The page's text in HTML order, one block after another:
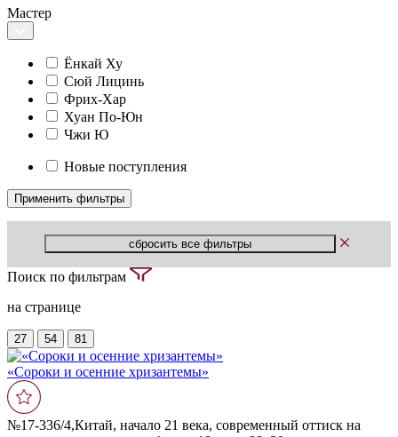
Мастер
Ёнкай Ху
Сюй Лицинь
Фрих-Хар
Хуан По-Юн
Чжи Ю
Новые поступления
Поиск по фильтрам
на странице
27 54 81
«Сороки и осенние хризантемы»
№17-336/4,Китай, начало 21 века, современный оттиск на